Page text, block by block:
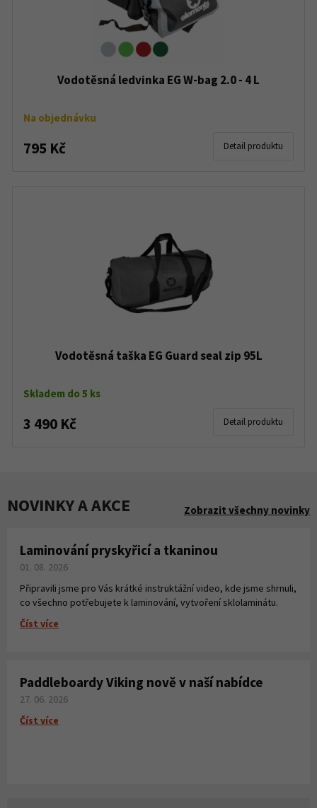
Vodotěsná ledvinka EG W-bag 2.0 - 4 L
Na objednávku
795 Kč Detail produktu
Vodotěsná taška EG Guard seal zip 95L
Skladem do 5 ks
3 490 Kč Detail produktu
NOVINKY A AKCE Zobrazit všechny novinky
Laminování pryskyřicí a tkaninou
01. 08. 2026
Připravili jsme pro Vás krátké instruktážní video, kde jsme shrnuli,
co všechno potřebujete k laminování, vytvoření sklolaminátu.
Číst více
Paddleboardy Viking nově v naší nabídce
27. 06. 2026
Číst více